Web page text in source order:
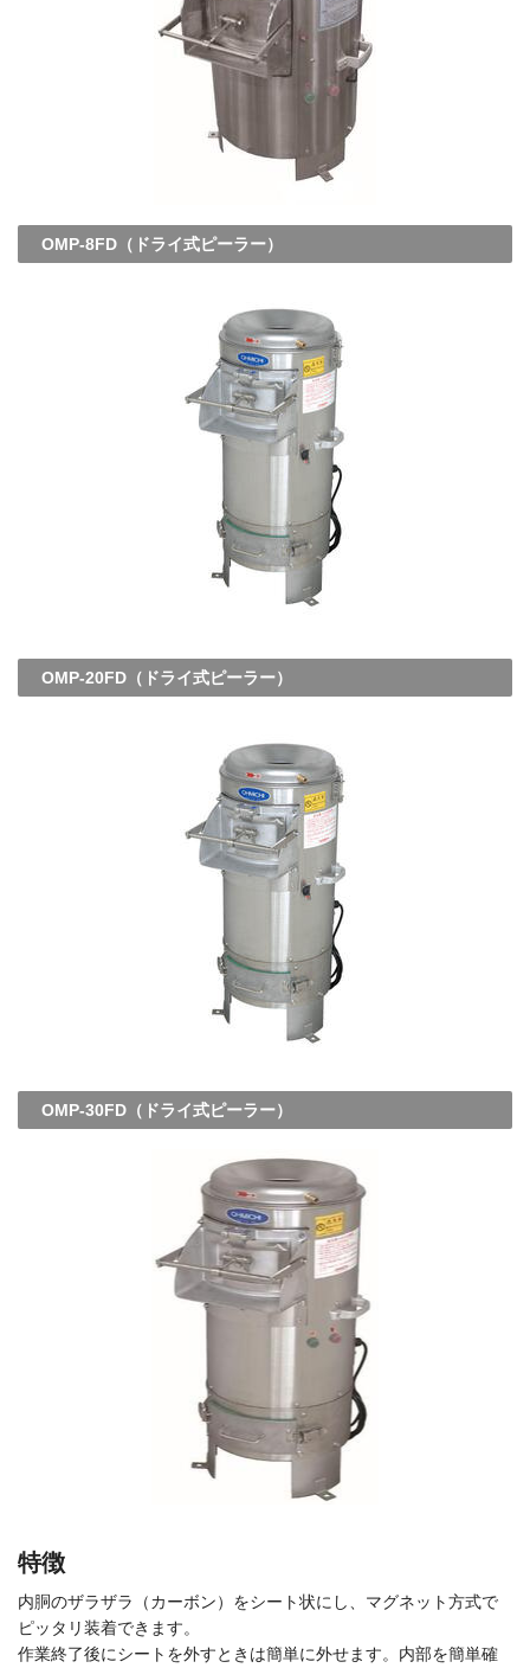
OMP-8FD（ドライ式ピーラー）
OMP-20FD（ドライ式ピーラー）
OMP-30FD（ドライ式ピーラー）
特徴
内胴のザラザラ（カーボン）をシート状にし、マグネット方式で
ピッタリ装着できます。
作業終了後にシートを外すときは簡単に外せます。内部を簡単確